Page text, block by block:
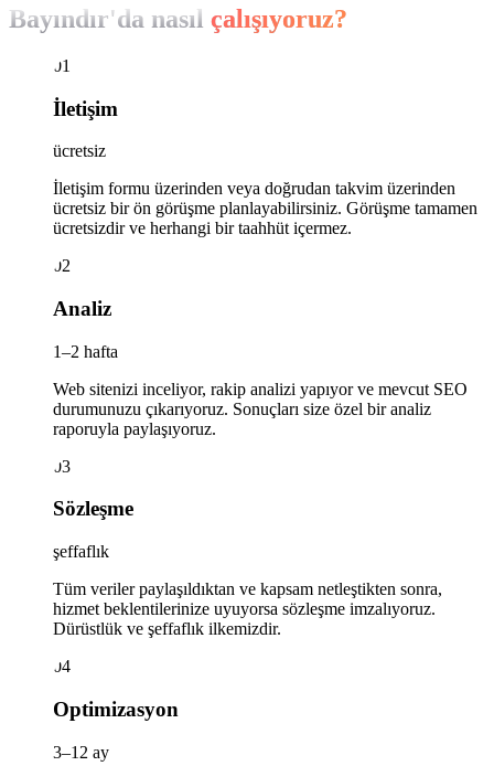
Bayındır'da nasıl çalışıyoruz?
01
İletişim
ücretsiz
İletişim formu üzerinden veya doğrudan takvim üzerinden
ücretsiz bir ön görüşme planlayabilirsiniz. Görüşme tamamen
ücretsizdir ve herhangi bir taahhüt içermez.
02
Analiz
1–2 hafta
Web sitenizi inceliyor, rakip analizi yapıyor ve mevcut SEO
durumunuzu çıkarıyoruz. Sonuçları size özel bir analiz
raporuyla paylaşıyoruz.
03
Sözleşme
şeffaflık
Tüm veriler paylaşıldıktan ve kapsam netleştikten sonra,
hizmet beklentilerinize uyuyorsa sözleşme imzalıyoruz.
Dürüstlük ve şeffaflık ilkemizdir.
04
Optimizasyon
3–12 ay